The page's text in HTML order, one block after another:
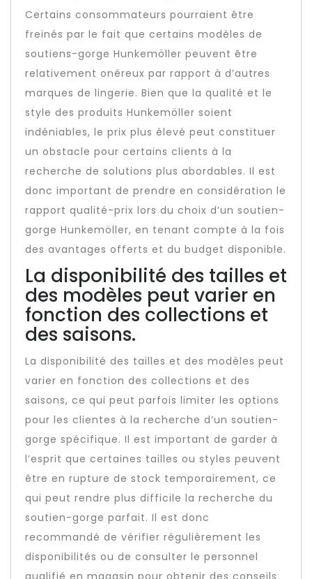
Certains consommateurs pourraient être
freinés par le fait que certains modèles de
soutiens-gorge Hunkemöller peuvent être
relativement onéreux par rapport à d’autres
marques de lingerie. Bien que la qualité et le
style des produits Hunkemöller soient
indéniables, le prix plus élevé peut constituer
un obstacle pour certains clients à la
recherche de solutions plus abordables. Il est
donc important de prendre en considération le
rapport qualité-prix lors du choix d’un soutien-
gorge Hunkemöller, en tenant compte à la fois
des avantages offerts et du budget disponible.
La disponibilité des tailles et
des modèles peut varier en
fonction des collections et
des saisons.
La disponibilité des tailles et des modèles peut
varier en fonction des collections et des
saisons, ce qui peut parfois limiter les options
pour les clientes à la recherche d’un soutien-
gorge spécifique. Il est important de garder à
l’esprit que certaines tailles ou styles peuvent
être en rupture de stock temporairement, ce
qui peut rendre plus difficile la recherche du
soutien-gorge parfait. Il est donc
recommandé de vérifier régulièrement les
disponibilités ou de consulter le personnel
qualifié en magasin pour obtenir des conseils